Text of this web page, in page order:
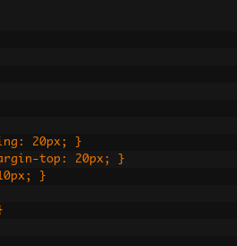
20px; }
top: 20px; }
}